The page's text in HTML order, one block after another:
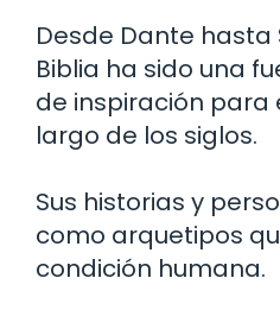
Desde Dante hasta
Biblia ha sido una
de inspiración para
largo de los siglos.
Sus historias y
como arquetipos
condición humana.